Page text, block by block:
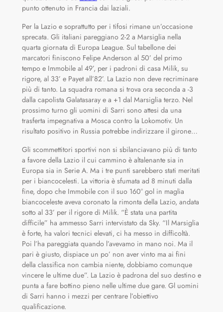
punto ottenuto in Francia dai laziali.
Per la Lazio e soprattutto per i tifosi rimane un’occasione
sprecata. Gli italiani pareggiano 2-2 a Marsiglia nella
quarta giornata di Europa League. Sul tabellone dei
marcatori finiscono Felipe Anderson al 50’ del primo
tempo e Immobile al 49’, per i padroni di casa Milik, su
rigore, al 33’ e Payet all’82’. La Lazio non deve recriminare
più di tanto. La squadra romana si trova ora seconda a -3
dalla capolista Galatasaray e a +1 dal Marsiglia terzo. Nel
prossimo turno gli uomini di Sarri sono attesi da una
trasferta impegnativa a Mosca contro la Lokomotiv. Un
risultato positivo in Russia potrebbe indirizzare il girone…
Gli scommettitori sportivi non si sbilanciavano più di tanto
a favore della Lazio il cui cammino è altalenante sia in
Europa sia in Serie A. Ma i tre punti sarebbero stati meritati
per i biancocelesti. La vittoria è sfumata ad 8 minuti dalla
fine, dopo che Immobile con il suo 160° gol in maglia
biancoceleste aveva coronato la rimonta della Lazio, andata
sotto al 33’ per il rigore di Milik. “È stata una partita
difficile” ha ammesso Sarri intervistato da Sky. “Il Marsiglia
è forte, ha valori tecnici elevati, ci ha messo in difficoltà.
Poi l’ha pareggiata quando l’avevamo in mano noi. Ma il
pari è giusto, dispiace un po’ non aver vinto ma ai fini
della classifica non cambia niente, dobbiamo comunque
vincere le ultime due”. La Lazio è padrona del suo destino e
punta a fare bottino pieno nelle ultime due gare. Gl uomini
di Sarri hanno i mezzi per centrare l’obiettivo
qualificazione.